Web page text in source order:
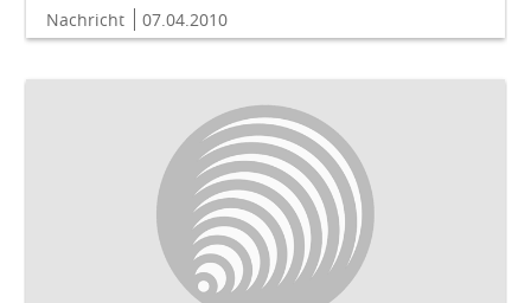
Nachricht 07.04.2010